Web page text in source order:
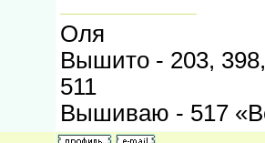
Оля
Вышито - 203,
511
Вышиваю - 517